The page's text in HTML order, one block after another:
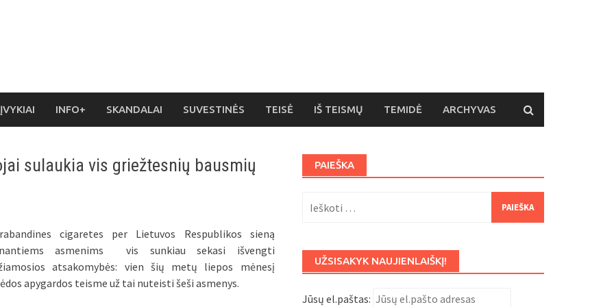
ĮVYKIAI INFO+ SKANDALAI SUVESTINĖS TEISĖ IŠ TEISMŲ TEMIDĖ ARCHYVAS
sulaukia vis griežtesnių bausmių
cigaretes per Lietuvos Respublikos sieną
asmenims vis sunkiau sekasi išvengti
atsakomybės: vien šių metų liepos mėnesį
apygardos teisme už tai nuteisti šeši asmenys.
PAIEŠKA
UŽSISAKYK NAUJIENLAIŠKĮ!
Jūsų el.paštas: